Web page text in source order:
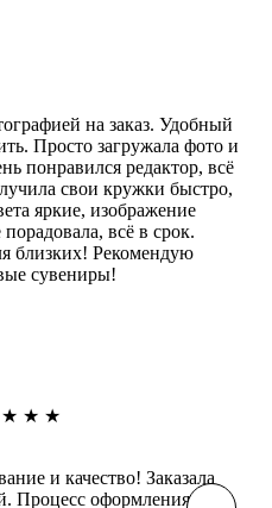
на заказ. Удобный
Просто загружала фото и
понравился редактор, всё
свои кружки быстро,
яркие, изображение
всё в срок.
близких! Рекомендую
сувениры!
★ ★ ★
и качество! Заказала
Процесс оформления